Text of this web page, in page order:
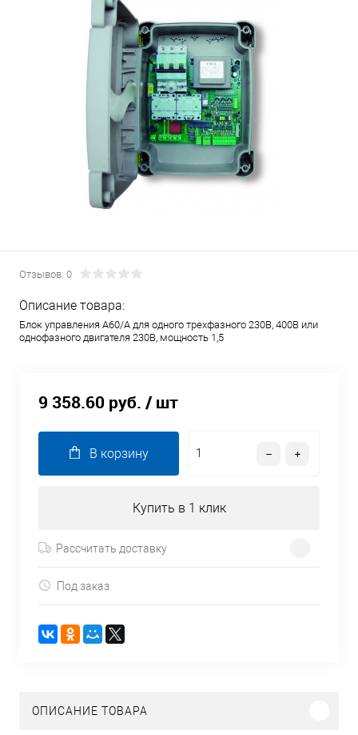
Отзывов: 0
Описание товара:
Блок управления A60/A для одного трехфазного 230В, 400В или
однофазного двигателя 230В, мощность 1,5
9 358.60 руб. / шт
В корзину
Купить в 1 клик
Рассчитать доставку
Под заказ
ОПИСАНИЕ ТОВАРА